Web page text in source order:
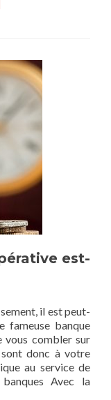
est-
il est peut-
fameuse banque
vous combler sur
donc à votre
au service de
Avec la